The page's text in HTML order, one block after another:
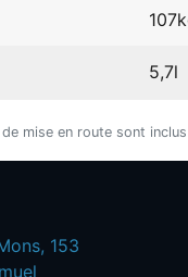
5,7l
mise en route sont
153